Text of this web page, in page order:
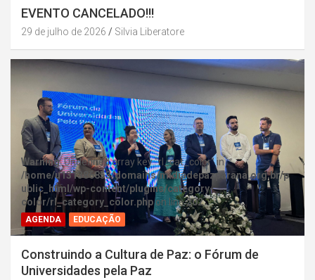
EVENTO CANCELADO!!!
29 de julho de 2026 Silvia Liberatore
Warning: Undefined array key "rl_cat_color" in
/home/u131386853/domains/midiadepazparana.org.br/p
ublic_html/wp-content/plugins/category-
color/rl_category_color.phpon line202
AGENDA EDUCAÇÃO
Construindo a Cultura de Paz: o Fórum de
Universidades pela Paz